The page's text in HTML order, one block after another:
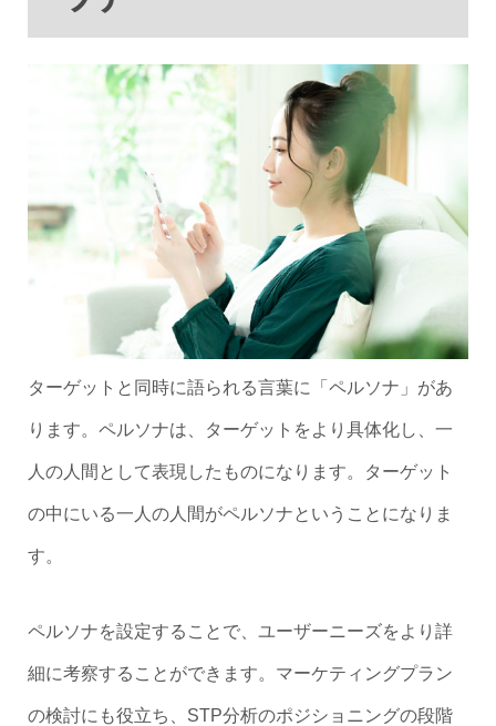
ターゲットと同時に語られる言葉に「ペルソナ」があ
ります。ペルソナは、ターゲットをより具体化し、一
人の人間として表現したものになります。ターゲット
の中にいる一人の人間がペルソナということになりま
す。
ペルソナを設定することで、ユーザーニーズをより詳
細に考察することができます。マーケティングプラン
の検討にも役立ち、STP分析のポジショニングの段階